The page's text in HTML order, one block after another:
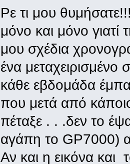
Ρε τι μου
μόνο και μόνο
μου σχέδια
ένα
κάθε εβδομάδα
που μετά από
πέταξε . . .δεν το
αγάπη το GP7000)
Αν και η εικόνα και